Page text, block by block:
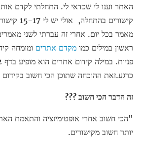
האתר וענו לי שכדאי לי. התחלתי לקדם
קישורים
מאמר בכל יום. אחרי זה עברתי לשני
ראשון במילים כמו מקדם אתרים ומומחה
כרגע.זאת ההוכחה שתוכן הכי חשוב
זה הדבר הכי חשוב ???
"הכי חשוב אחרי אופטימיזציה והתאמת
יותר חשוב מקישורים.